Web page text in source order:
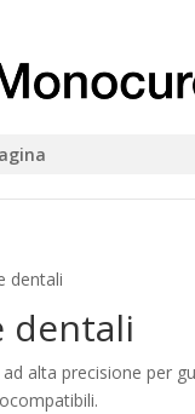
dentali
dentali
alta precisione per